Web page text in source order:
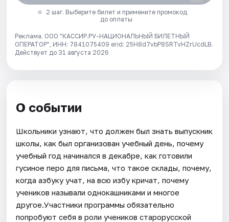
2 шаг. Выберите билет и примените промокод
до оплаты
Реклама. ООО "КАССИР.РУ-НАЦИОНАЛЬНЫЙ БИЛЕТНЫЙ
ОПЕРАТОР", ИНН: 7841075409 erid: 25H8d7vbP8SRTvHZrUcdLB.
Действует до 31 августа 2026
О событии
Школьники узнают, что должен был знать выпускник
школы, как был организован учебный день, почему
учебный год начинался в декабре, как готовили
гусиное перо для письма, что такое склады, почему,
когда азбуку учат, на всю избу кричат, почему
учеников называли однокашниками и многое
другое.Участники программы обязательно
попробуют себя в роли учеников старорусской